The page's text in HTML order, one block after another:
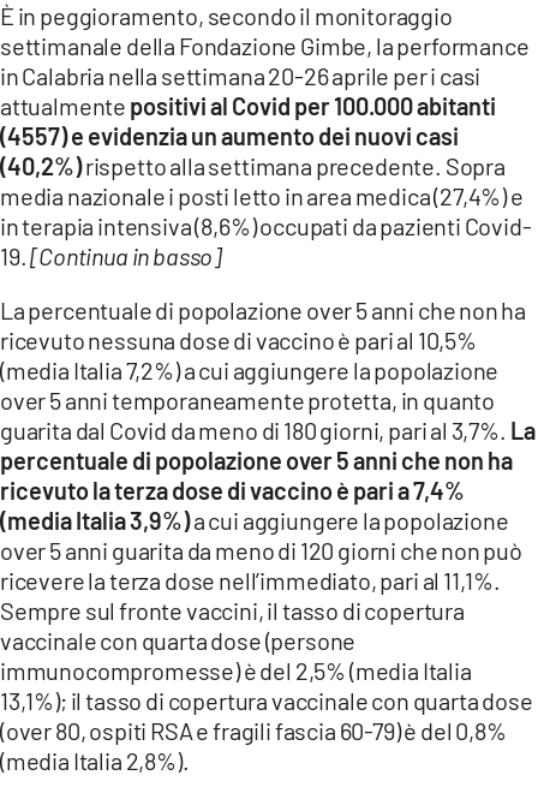
SPORT
Streaming
LAC TV
LAC NETWORK
LAC ONAIR
LaC
Network
LACPLAY.IT
LACTV.IT
LACONAIR.IT
LACITYMAG.IT
ILREGGINO.IT
COSENZACHANNEL.IT
ILVIBONESE.IT
CATANZAROCHANNEL.IT
È in peggioramento, secondo il monitoraggio
settimanale della Fondazione Gimbe, la performance
in Calabria nella settimana 20-26 aprile per i casi
attualmente positivi al Covid per 100.000 abitanti
(4557) e evidenzia un aumento dei nuovi casi
(40,2%)rispetto alla settimana precedente. Sopra
media nazionale i posti letto in area medica (27,4%) e
in terapia intensiva (8,6%) occupati da pazienti Covid-
19.[Continua in basso]
La percentuale di popolazione over 5 anni che non ha
ricevuto nessuna dose di vaccino è pari al 10,5%
(media Italia 7,2%) a cui aggiungere la popolazione
over 5 anni temporaneamente protetta, in quanto
guarita dal Covid da meno di 180 giorni, pari al 3,7%. La
percentuale di popolazione over 5 anni che non ha
ricevuto la terza dose di vaccino è pari a 7,4%
(media Italia 3,9%)a cui aggiungere la popolazione
over 5 anni guarita da meno di 120 giorni che non può
ricevere la terza dose nell’immediato, pari al 11,1%.
Sempre sul fronte vaccini, il tasso di copertura
vaccinale con quarta dose (persone
immunocompromesse) è del 2,5% (media Italia
13,1%); il tasso di copertura vaccinale con quarta dose
(over 80, ospiti RSA e fragili fascia 60-79) è del 0,8%
(media Italia 2,8%).